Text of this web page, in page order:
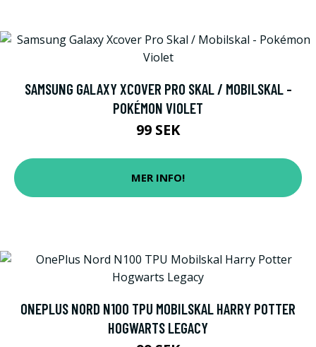
SAMSUNG GALAXY XCOVER PRO SKAL / MOBILSKAL -
POKÉMON VIOLET
99 SEK
MER INFO!
ONEPLUS NORD N100 TPU MOBILSKAL HARRY POTTER
HOGWARTS LEGACY